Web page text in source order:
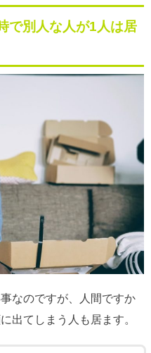
で別人な人が1人は居
なのですが、人間ですか
出てしまう人も居ます。